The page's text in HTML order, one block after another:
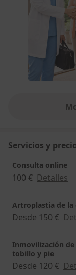
Servicios y
Consulta online
100 € Detalles
Artroplastia de la
Desde 150 €
Inmovilización
tobillo y pie
Desde 120 €